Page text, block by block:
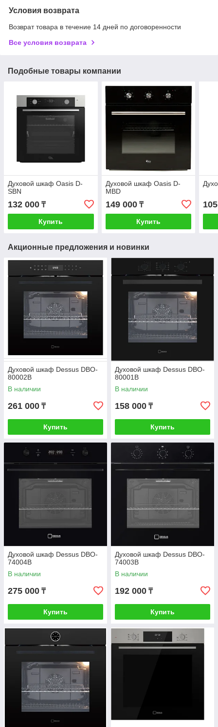
Условия возврата
Возврат товара в течение 14 дней по договоренности
Все условия возврата
Подобные товары компании
Духовой шкаф Oasis D-
SBN
132 000 ₸
Купить
Духовой шкаф Oasis D-
MBD
149 000₸
Купить
Акционные предложения и новинки
Духовой шкаф Dessus DBO-
80002B
В наличии
261 000 ₸
Купить
Духовой шкаф Dessus DBO-
80001B
В наличии
158 000 ₸
Купить
Духовой шкаф Dessus DBO-
74004B
В наличии
275 000 ₸
Купить
Духовой шкаф Dessus DBO-
74003B
В наличии
192 000 ₸
Купить